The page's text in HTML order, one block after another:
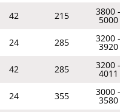
42 215 3800
5000
24 285 3200
3920
42 285 3200
4011
24 355 3000
3580